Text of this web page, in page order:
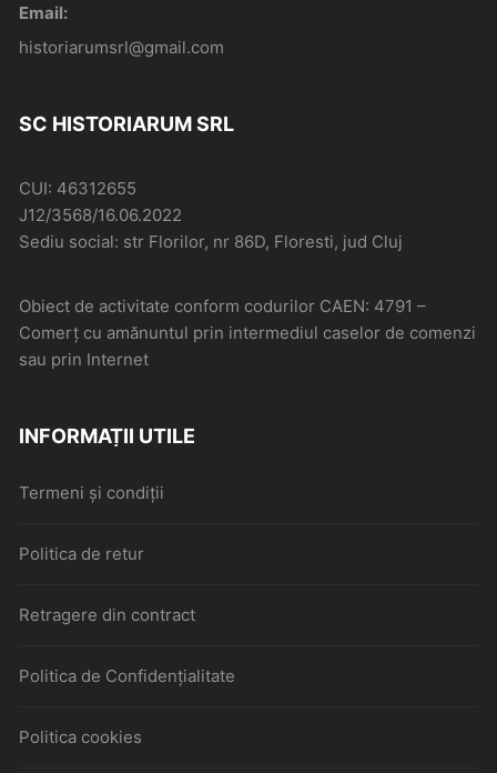
Email:
historiarumsrl@gmail.com
SC HISTORIARUM SRL
CUI: 46312655
J12/3568/16.06.2022
Sediu social: str Florilor, nr 86D, Floresti, jud Cluj
Obiect de activitate conform codurilor CAEN: 4791 –
Comerţ cu amănuntul prin intermediul caselor de comenzi
sau prin Internet
INFORMAȚII UTILE
Termeni și condiții
Politica de retur
Retragere din contract
Politica de Confidențialitate
Politica cookies